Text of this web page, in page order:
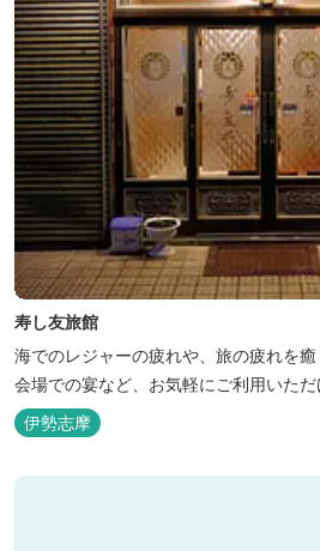
寿し友旅館
海でのレジャーの疲れや、旅の疲れを
会場での宴など、お気軽にご利用いただ
伊勢志摩